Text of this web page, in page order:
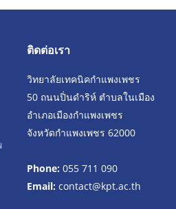
ติดต่อเรา
วิทยาลัยเทคนิคกำแพงเพชร
50 ถนนปิ่นดำริห์ ตำบลในเมือง
อำเภอเมืองกำแพงเพชร
จังหวัดกำแพงเพชร 62000
Phone: 055 711 090
Email: contact@kpt.ac.th